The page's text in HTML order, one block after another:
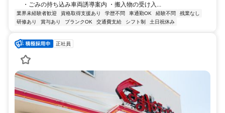
・ごみの持ち込み車両誘導案内 ・搬入物の受け入...
業界未経験者歓迎 資格取得支援あり 学歴不問 車通勤OK 経験不問
残業なし
研修あり
賞与あり ブランクOK 交通費支給 シフト制 土日祝休み
正社員